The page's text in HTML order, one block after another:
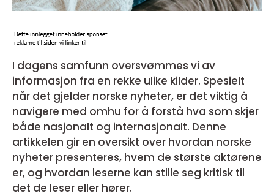
I dagens samfunn oversvømmes vi av
informasjon fra en rekke ulike kilder. Spesielt
når det gjelder norske nyheter, er det viktig å
navigere med omhu for å forstå hva som skjer
både nasjonalt og internasjonalt. Denne
artikkelen gir en oversikt over hvordan norske
nyheter presenteres, hvem de største aktørene
er, og hvordan leserne kan stille seg kritisk til
det de leser eller hører.